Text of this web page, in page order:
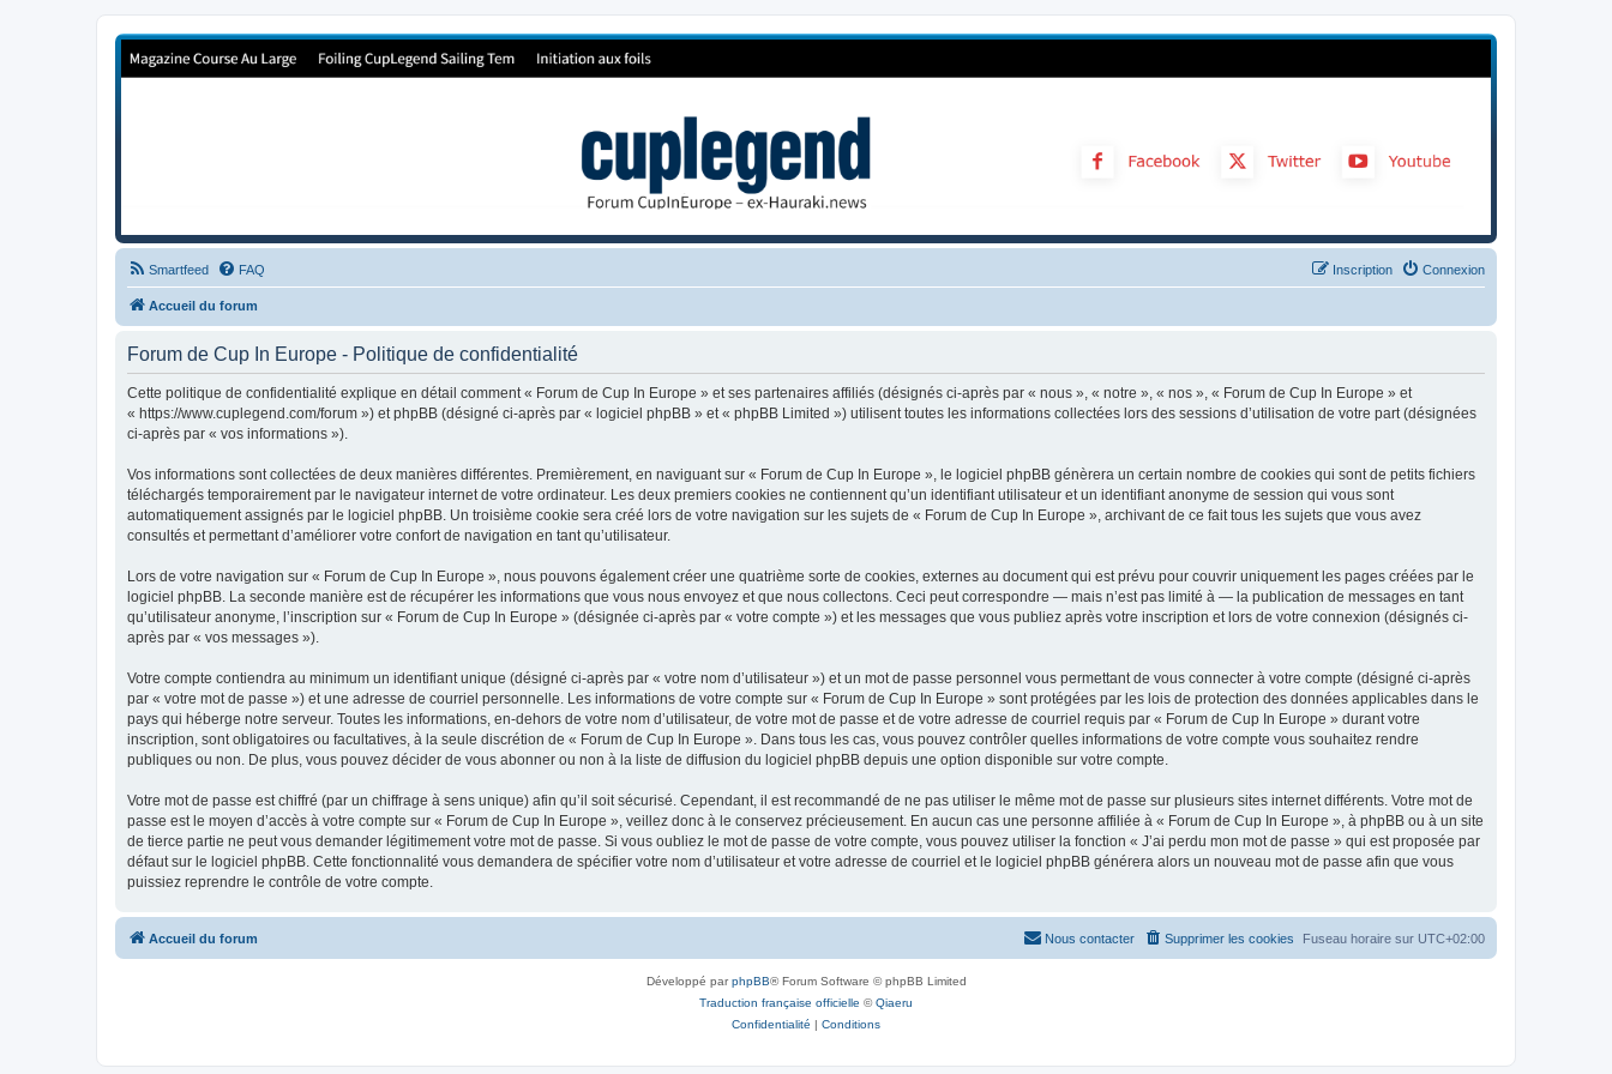
Forum de Cup In Europe
Smartfeed FAQ Connexion
Inscription
Accueil du forum
Forum de Cup In Europe - Politique de confidentialité
Cette politique de confidentialité explique en détail comment « Forum de Cup In Europe » et ses partenaires affiliés (désignés ci-après par « nous », « notre », « nos », « Forum de Cup In Europe » et
« https://www.cuplegend.com/forum ») et phpBB (désigné ci-après par « logiciel phpBB » et « phpBB Limited ») utilisent toutes les informations collectées lors des sessions d’utilisation de votre part (désignées
ci-après par « vos informations »).
Vos informations sont collectées de deux manières différentes. Premièrement, en naviguant sur « Forum de Cup In Europe », le logiciel phpBB génèrera un certain nombre de cookies qui sont de petits fichiers
téléchargés temporairement par le navigateur internet de votre ordinateur. Les deux premiers cookies ne contiennent qu’un identifiant utilisateur et un identifiant anonyme de session qui vous sont
automatiquement assignés par le logiciel phpBB. Un troisième cookie sera créé lors de votre navigation sur les sujets de « Forum de Cup In Europe », archivant de ce fait tous les sujets que vous avez
consultés et permettant d’améliorer votre confort de navigation en tant qu’utilisateur.
Lors de votre navigation sur « Forum de Cup In Europe », nous pouvons également créer une quatrième sorte de cookies, externes au document qui est prévu pour couvrir uniquement les pages créées par le
logiciel phpBB. La seconde manière est de récupérer les informations que vous nous envoyez et que nous collectons. Ceci peut correspondre — mais n’est pas limité à — la publication de messages en tant
qu’utilisateur anonyme, l’inscription sur « Forum de Cup In Europe » (désignée ci-après par « votre compte ») et les messages que vous publiez après votre inscription et lors de votre connexion (désignés ci-
après par « vos messages »).
Votre compte contiendra au minimum un identifiant unique (désigné ci-après par « votre nom d’utilisateur ») et un mot de passe personnel vous permettant de vous connecter à votre compte (désigné ci-après
par « votre mot de passe ») et une adresse de courriel personnelle. Les informations de votre compte sur « Forum de Cup In Europe » sont protégées par les lois de protection des données applicables dans le
pays qui héberge notre serveur. Toutes les informations, en-dehors de votre nom d’utilisateur, de votre mot de passe et de votre adresse de courriel requis par « Forum de Cup In Europe » durant votre
inscription, sont obligatoires ou facultatives, à la seule discrétion de « Forum de Cup In Europe ». Dans tous les cas, vous pouvez contrôler quelles informations de votre compte vous souhaitez rendre
publiques ou non. De plus, vous pouvez décider de vous abonner ou non à la liste de diffusion du logiciel phpBB depuis une option disponible sur votre compte.
Votre mot de passe est chiffré (par un chiffrage à sens unique) afin qu’il soit sécurisé. Cependant, il est recommandé de ne pas utiliser le même mot de passe sur plusieurs sites internet différents. Votre mot de
passe est le moyen d’accès à votre compte sur « Forum de Cup In Europe », veillez donc à le conservez précieusement. En aucun cas une personne affiliée à « Forum de Cup In Europe », à phpBB ou à un site
de tierce partie ne peut vous demander légitimement votre mot de passe. Si vous oubliez le mot de passe de votre compte, vous pouvez utiliser la fonction « J’ai perdu mon mot de passe » qui est proposée par
défaut sur le logiciel phpBB. Cette fonctionnalité vous demandera de spécifier votre nom d’utilisateur et votre adresse de courriel et le logiciel phpBB générera alors un nouveau mot de passe afin que vous
puissiez reprendre le contrôle de votre compte.
Accueil du forum Fuseau horaire sur UTC+02:00
Supprimer les cookies
Nous contacter
Développé parphpBB® Forum Software © phpBB Limited
Traduction française officielle ©Qiaeru
Confidentialité | Conditions